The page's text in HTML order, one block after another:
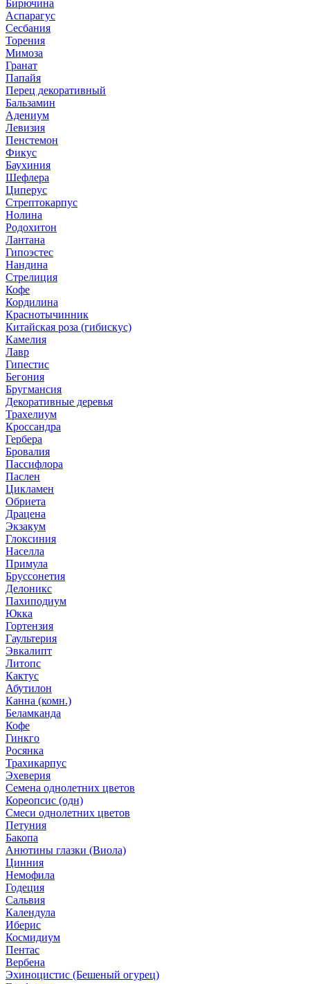
Бирючина
Аспарагус
Сесбания
Торения
Мимоза
Гранат
Папайя
Перец декоративный
Бальзамин
Адениум
Левизия
Пенстемон
Фикус
Баухиния
Шефлера
Циперус
Стрептокарпус
Нолина
Родохитон
Лантана
Гипоэстес
Нандина
Стрелиция
Кофе
Кордилина
Краснотычинник
Китайская роза (гибискус)
Камелия
Лавр
Гипестис
Бегония
Бругмансия
Декоративные деревья
Трахелиум
Кроссандра
Гербера
Бровалия
Пассифлора
Паслен
Цикламен
Обриета
Драцена
Экзакум
Глоксиния
Населла
Примула
Бруссонетия
Делоникс
Пахиподиум
Юкка
Гортензия
Гаультерия
Эвкалипт
Литопс
Кактус
Абутилон
Канна (комн.)
Беламканда
Кофе
Гинкго
Росянка
Трахикарпус
Эхеверия
Семена однолетних цветов
Кореопсис (одн)
Смеси однолетних цветов
Петуния
Бакопа
Анютины глазки (Виола)
Цинния
Немофила
Годеция
Сальвия
Календула
Иберис
Космидиум
Пентас
Вербена
Эхиноцистис (Бешеный огурец)